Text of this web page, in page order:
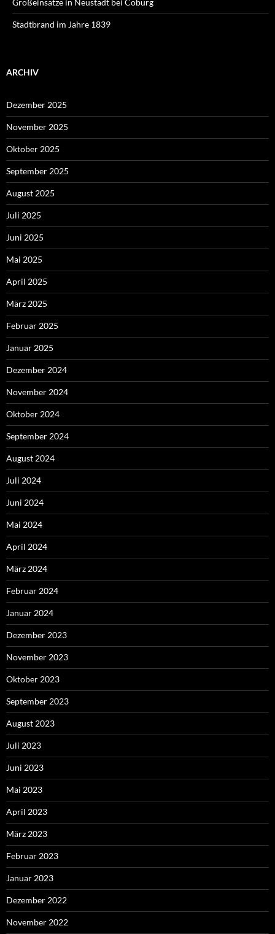
Großeinsätze in Neustadt bei Coburg
Stadtbrand im Jahre 1839
ARCHIV
Dezember 2025
November 2025
Oktober 2025
September 2025
August 2025
Juli 2025
Juni 2025
Mai 2025
April 2025
März 2025
Februar 2025
Januar 2025
Dezember 2024
November 2024
Oktober 2024
September 2024
August 2024
Juli 2024
Juni 2024
Mai 2024
April 2024
März 2024
Februar 2024
Januar 2024
Dezember 2023
November 2023
Oktober 2023
September 2023
August 2023
Juli 2023
Juni 2023
Mai 2023
April 2023
März 2023
Februar 2023
Januar 2023
Dezember 2022
November 2022